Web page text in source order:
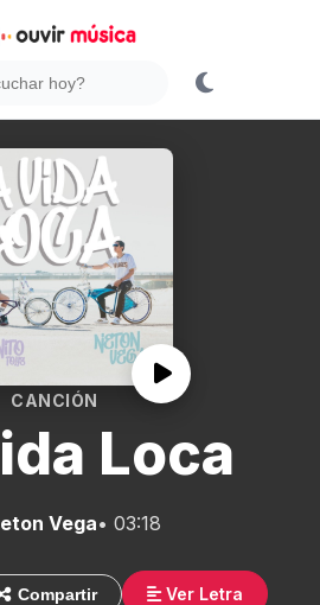
CANCIÓN
Loca
Vega• 03:18
Compartir Ver Letra